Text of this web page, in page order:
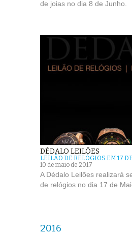
de joias no dia 8 de Junho.
DÉDALO LEILÕES
LEILÃO DE RELÓGIOS EM 17
10 de maio de 2017
A Dédalo Leilões realizará
de relógios no dia 17 de
2016